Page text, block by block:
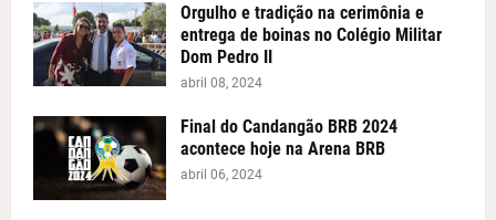
Orgulho e tradição na cerimônia e
entrega de boinas no Colégio Militar
Dom Pedro II
abril 08, 2024
Final do Candangão BRB 2024
acontece hoje na Arena BRB
abril 06, 2024